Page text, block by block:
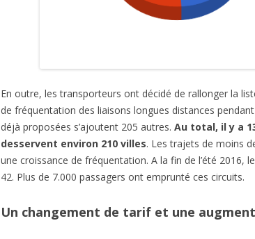
En outre, les transporteurs ont décidé de rallonger la
de fréquentation des liaisons longues distances
déjà proposées s’ajoutent 205 autres. Au total, il y a
desservent environ 210 villes. Les trajets de moins
une croissance de fréquentation. A la fin de l’été 2016,
42. Plus de 7.000 passagers ont emprunté ces circuits.
Un changement de tarif et une